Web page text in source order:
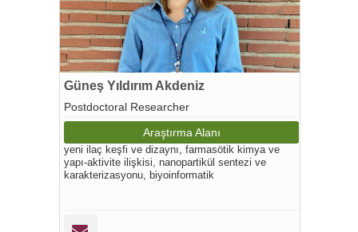
Güneş Yıldırım Akdeniz
Postdoctoral Researcher
Araştırma Alanı
yeni ilaç keşfi ve dizaynı, farmasötik kimya ve
yapı-aktivite ilişkisi, nanopartikül sentezi ve
karakterizasyonu, biyoinformatik